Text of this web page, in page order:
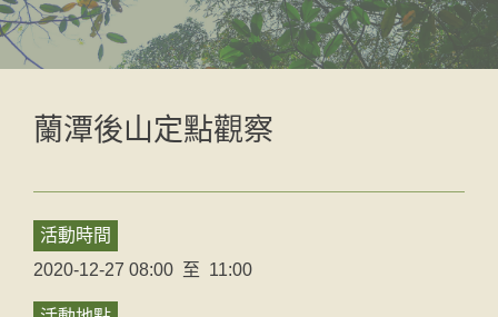
蘭潭後山定點觀察
活動時間
2020-12-27 08:00 至 11:00